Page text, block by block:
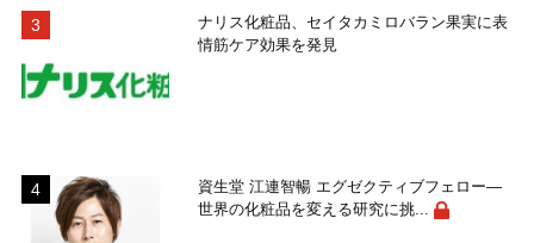
ナリス化粧品、セイタカミロバラン果実に表
情筋ケア効果を発見
資生堂 江連智暢 エグゼクティブフェロー―
世界の化粧品を変える研究に挑...